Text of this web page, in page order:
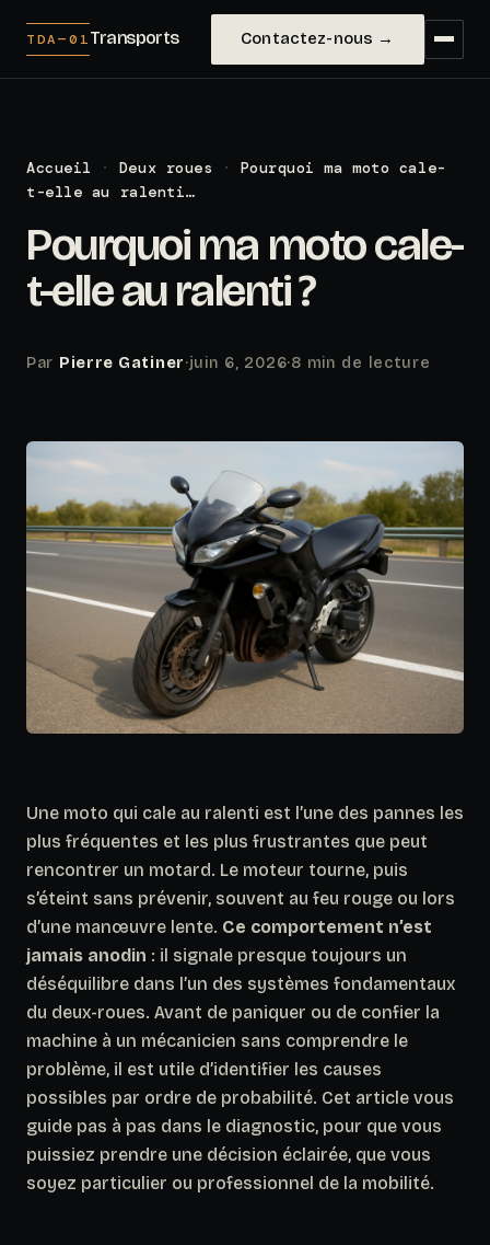
TDA—01Transports Contactez-nous →
Accueil · Deux roues ·
Pourquoi ma moto cale-
t-elle au ralenti…
Pourquoi ma moto cale-
t-elle au ralenti ?
Par Pierre Gatiner·juin 6, 2026·8 min de lecture
Une moto qui cale au ralenti est l’une des pannes les
plus fréquentes et les plus frustrantes que peut
rencontrer un motard. Le moteur tourne, puis
s’éteint sans prévenir, souvent au feu rouge ou lors
d’une manœuvre lente. Ce comportement n’est
jamais anodin : il signale presque toujours un
déséquilibre dans l’un des systèmes fondamentaux
du deux-roues. Avant de paniquer ou de confier la
machine à un mécanicien sans comprendre le
problème, il est utile d’identifier les causes
possibles par ordre de probabilité. Cet article vous
guide pas à pas dans le diagnostic, pour que vous
puissiez prendre une décision éclairée, que vous
soyez particulier ou professionnel de la mobilité.